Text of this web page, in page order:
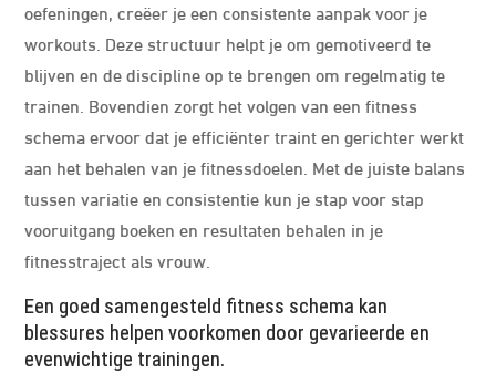
oefeningen, creëer je een consistente aanpak voor je
workouts. Deze structuur helpt je om gemotiveerd te
blijven en de discipline op te brengen om regelmatig te
trainen. Bovendien zorgt het volgen van een fitness
schema ervoor dat je efficiënter traint en gerichter werkt
aan het behalen van je fitnessdoelen. Met de juiste balans
tussen variatie en consistentie kun je stap voor stap
vooruitgang boeken en resultaten behalen in je
fitnesstraject als vrouw.
Een goed samengesteld fitness schema kan
blessures helpen voorkomen door gevarieerde en
evenwichtige trainingen.